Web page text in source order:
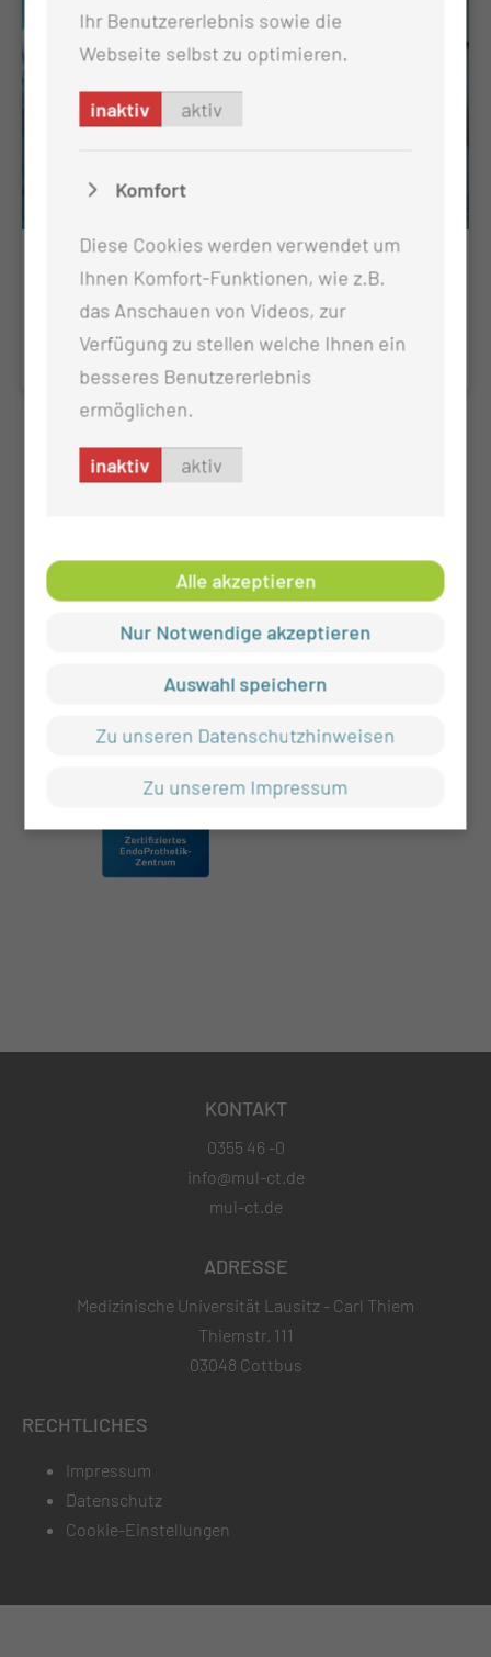
Onkologische Nachsorge
KV-Ermächtigungssprechstunde
KONTAKT
0355 46 -0
info@mul-ct.de
mul-ct.de
ADRESSE
Medizinische Universität Lausitz - Carl Thiem
Thiemstr. 111
03048 Cottbus
RECHTLICHES
Impressum
Datenschutz
Cookie-Einstellungen
Ihr Benutzererlebnis sowie die
Webseite selbst zu optimieren.
inaktiv aktiv
Komfort
Diese Cookies werden verwendet um
Ihnen Komfort-Funktionen, wie z.B.
das Anschauen von Videos, zur
Verfügung zu stellen welche Ihnen ein
besseres Benutzererlebnis
ermöglichen.
inaktiv aktiv
Alle akzeptieren
Nur Notwendige akzeptieren
Auswahl speichern
Zu unseren Datenschutzhinweisen
Zu unserem Impressum